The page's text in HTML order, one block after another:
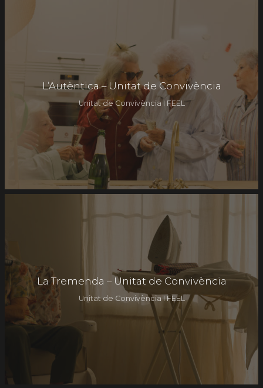
L’Autèntica – Unitat de Convivència
Unitat de Convivència I FEEL
La Tremenda – Unitat de Convivència
Unitat de Convivència I FEEL